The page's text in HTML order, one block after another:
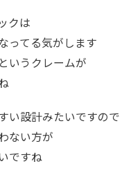
クは
ってる気がします
いうクレームが
い設計みたいですので
ない方が
ですね